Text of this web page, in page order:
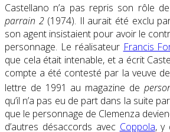
Castellano n’a pas repris son rôle de
parrain 2 (1974). Il aurait été exclu
son agent insistaient pour avoir le
personnage. Le réalisateur Francis
que cela était intenable, et a écrit
compte a été contesté par la veuve
lettre de 1991 au magazine de
qu’il n’a pas eu de part dans la suite
que le personnage de Clemenza
d’autres désaccords avec Coppola, y